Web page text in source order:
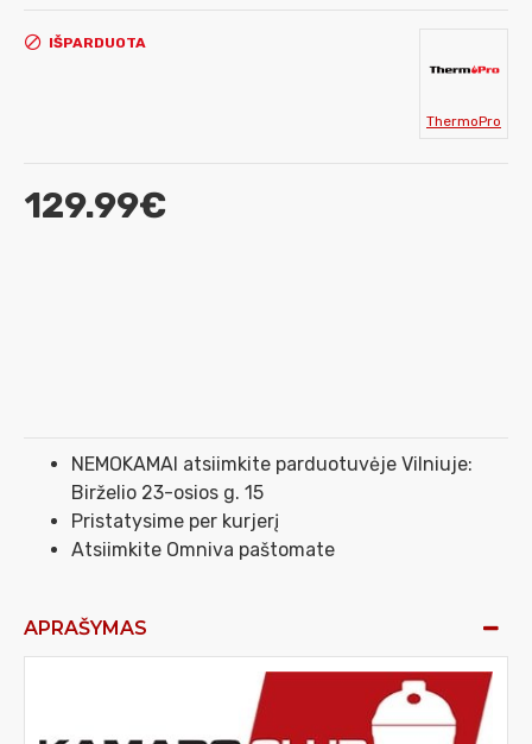
129.99€
IŠPARDUOTA
ThermoPro
NEMOKAMAI atsiimkite parduotuvėje Vilniuje:
Birželio 23-osios g. 15
Pristatysime per kurjerį
Atsiimkite Omniva paštomate
APRAŠYMAS